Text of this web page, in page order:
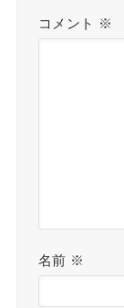
コメント ※
名前 ※